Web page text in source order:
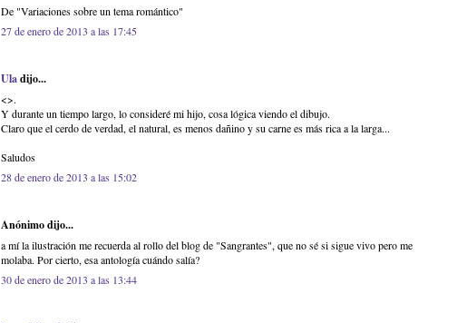
De "Variaciones sobre un tema romántico"
27 de enero de 2013 a las 17:45
Uladijo...
<>.
Y durante un tiempo largo, lo consideré mi hijo, cosa lógica viendo el dibujo.
Claro que el cerdo de verdad, el natural, es menos dañino y su carne es más rica a la larga...
Saludos
28 de enero de 2013 a las 15:02
Anónimo dijo...
a mí la ilustración me recuerda al rollo del blog de "Sangrantes", que no sé si sigue vivo pero me
molaba. Por cierto, esa antología cuándo salía?
30 de enero de 2013 a las 13:44